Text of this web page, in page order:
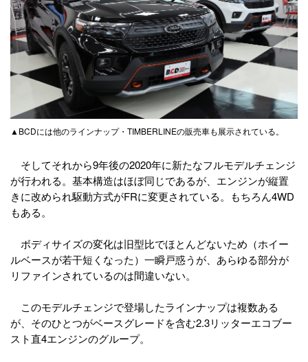
▲BCDには他のラインナップ・TIMBERLINEの販売車も展示されている。
そしてそれから9年後の2020年に新たなフルモデルチェンジ
が行われる。基本構造はほぼ同じであるが、エンジンが縦置
きに改められ駆動方式がFRに変更されている。もちろん4WD
もある。
ボディサイズの変化は旧型比でほとんどないため（ホイー
ルベースが若干短くなった）一瞬戸惑うが、あらゆる部分が
リファインされているのは間違いない。
このモデルチェンジで登場したラインナップは複数ある
が、そのひとつがベースグレードを含む2.3リッターエコブー
スト直4エンジンのグループ。